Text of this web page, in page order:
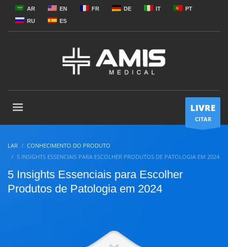
AR EN FR DE IT
PT
RU
ES
LIVRE
CITAR
LAR
CONHECIMENTO DO PRODUTO
5 INSIGHTS ESSENCIAIS PARA ESCOLHER PRODUTOS DE PATOLOGIA EM 2024
5 Insights Essenciais para Escolher
Produtos de Patologia em 2024